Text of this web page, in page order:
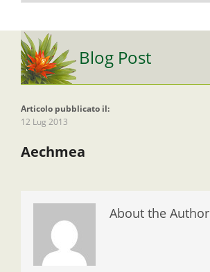
Blog Post
Articolo pubblicato il:
12 Lug 2013
Aechmea
About the Author